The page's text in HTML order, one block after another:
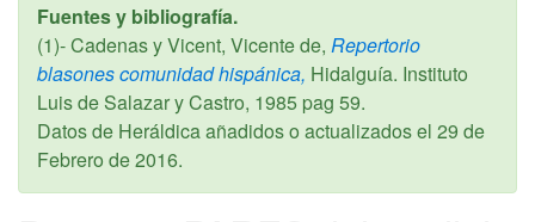
Fuentes y bibliografía.
(1)- Cadenas y Vicent, Vicente de, Repertorio
blasones comunidad hispánica, Hidalguía. Instituto
Luis de Salazar y Castro, 1985 pag 59.
Datos de Heráldica añadidos o actualizados el 29 de
Febrero de 2016.